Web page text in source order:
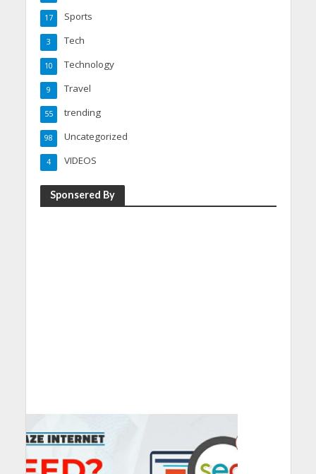
Sports
17
Tech
3
Technology
10
Travel
9
trending
55
Uncategorized
98
VIDEOS
4
Sponsered By